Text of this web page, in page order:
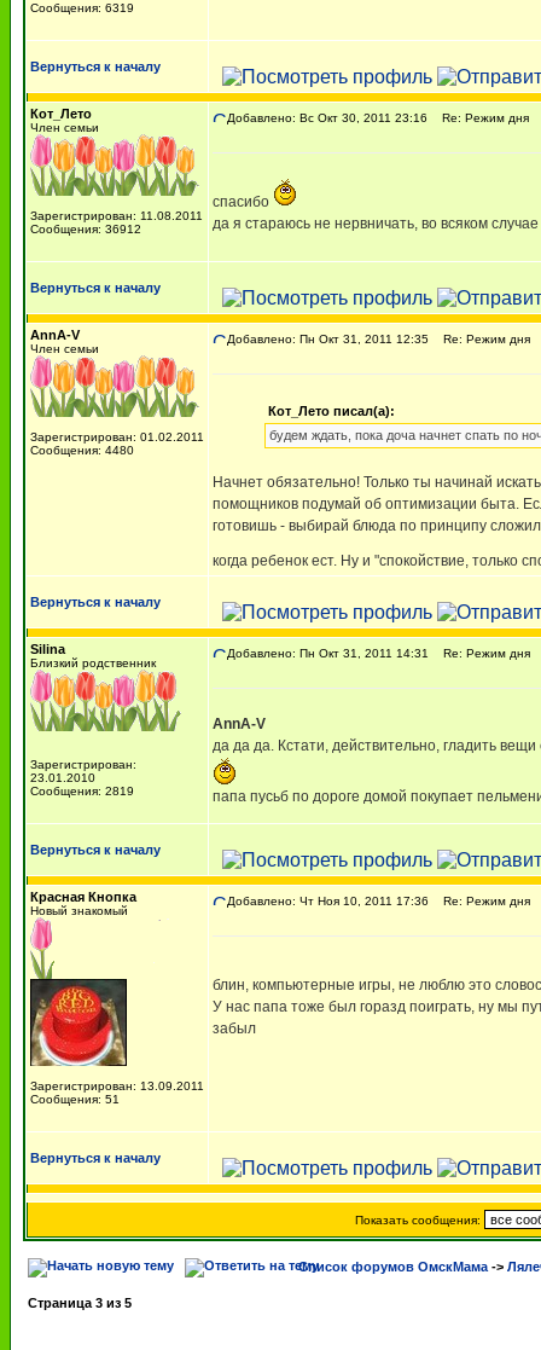
Сообщения: 6319
Вернуться к началу
Кот_Лето
Член семьи
Зарегистрирован: 11.08.2011
Сообщения: 36912
Добавлено: Вс Окт 30, 2011 23:16 Re: Режим дня
спасибо
да я стараюсь не нервничать, во всяком
Вернуться к началу
AnnA-V
Член семьи
Зарегистрирован: 01.02.2011
Сообщения: 4480
Добавлено: Пн Окт 31, 2011 12:35 Re: Режим дня
Кот_Лето писал(а):
будем ждать, пока доча начнет спать по
Начнет обязательно! Только ты начинай
помощников подумай об оптимизации быта.
готовишь - выбирай блюда по принципу
когда ребенок ест. Ну и "спокойствие, только
Вернуться к началу
Silina
Близкий родственник
Зарегистрирован:
23.01.2010
Сообщения: 2819
Добавлено: Пн Окт 31, 2011 14:31 Re: Режим дня
AnnA-V
да да да. Кстати, действительно, гладить
папа пусьб по дороге домой покупает
Вернуться к началу
Красная Кнопка
Новый знакомый
Зарегистрирован: 13.09.2011
Сообщения: 51
Добавлено: Чт Ноя 10, 2011 17:36 Re: Режим дня
блин, компьютерные игры, не люблю это
У нас папа тоже был горазд поиграть, ну мы
забыл
Вернуться к началу
Показать сообщения:
Список форумов ОмскМама ->
Страница 3 из 5